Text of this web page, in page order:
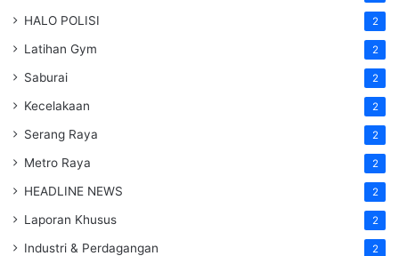
HALO POLISI 2
Latihan Gym 2
Saburai 2
Kecelakaan 2
Serang Raya 2
Metro Raya 2
HEADLINE NEWS 2
Laporan Khusus 2
Industri & Perdagangan 2